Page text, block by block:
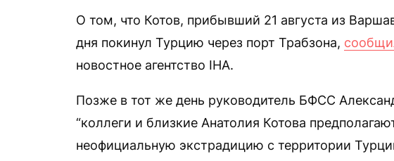
О том, что Котов, прибывший 21 августа из
дня покинул Турцию через порт Трабзона,
новостное агентство IHA.
Позже в тот же день руководитель БФСС
“коллеги и близкие Анатолия Котова
неофициальную экстрадицию с территории